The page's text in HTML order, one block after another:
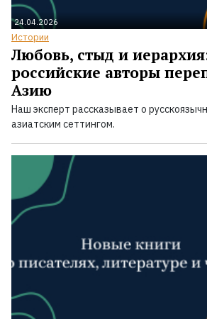
24.04.2026
Истории
Любовь, стыд и
российские авторы
Азию
Наш эксперт рассказывает о
азиатским сеттингом.